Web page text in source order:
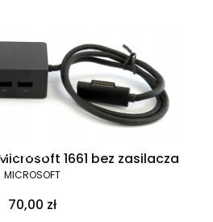
1661 bez zasilacza
MICROSOFT
70,00 zł